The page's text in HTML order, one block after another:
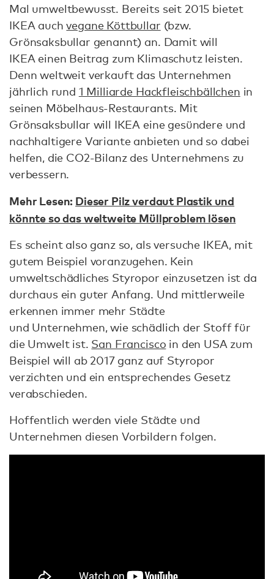
Mal umweltbewusst. Bereits seit 2015 bietet
IKEA auchvegane Köttbullar (bzw.
Grönsaksbullar genannt) an. Damit will
IKEA einen Beitrag zum Klimaschutz leisten.
Denn weltweit verkauft das Unternehmen
jährlich rund 1 Milliarde Hackfleischbällchen in
seinen Möbelhaus-Restaurants. Mit
Grönsaksbullar will IKEA eine gesündere und
nachhaltigere Variante anbieten und so dabei
helfen, die CO2-Bilanz des Unternehmens zu
verbessern.
Mehr Lesen: Dieser Pilz verdaut Plastik und
könnte so das weltweite Müllproblem lösen
Es scheint also ganz so, als versuche IKEA, mit
gutem Beispiel voranzugehen. Kein
umweltschädliches Styropor einzusetzen ist da
durchaus ein guter Anfang. Und mittlerweile
erkennen immer mehr Städte
und Unternehmen, wie schädlich der Stoff für
die Umwelt ist. San Francisco in den USA zum
Beispiel will ab 2017 ganz auf Styropor
verzichten und ein entsprechendes Gesetz
verabschieden.
Hoffentlich werden viele Städte und
Unternehmen diesen Vorbildern folgen.